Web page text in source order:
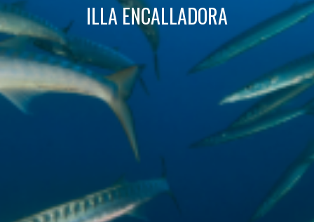
ILLA ENCALLADORA
Analítiques i personalització
Permeten fer el seguiment i l'anàlisi del comportament
dels usuaris d'aquest lloc web. La informació recollida
mitjançant aquest tipus de cookies s'utilitza en el
mesurament de l'activitat del web per a l'elaboració de
perfils de navegació dels usuaris per introduir millores en
funció de l'anàlisi de les dades d'ús que fan els usuaris del
servei. Permeten desar la informació de preferència de
l'usuari per millorar la qualitat dels nostres serveis i oferir
una millor experiència a través de productes recomanats.
Aquestes cookies són utilitzades per emmagatzemar
informació sobre les preferències i les eleccions personals